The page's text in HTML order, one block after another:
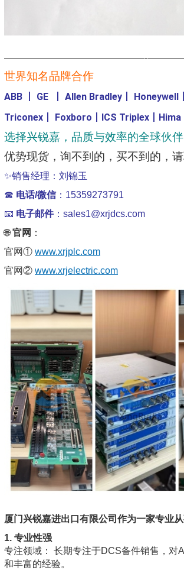
—————————————————-
世界知名品牌合作
ABB GE Allen Bradley Honeywell
Triconex
Foxboro ICS Triplex Hima
选择兴锐嘉，品质与效率的全球伙伴
优势现货，询不到的，买不到的，请
✨销售经理：刘锦玉
☎ 电话/微信：15359273791
📧 电子邮件：sales1@xrjdcs.com
🌐官网 ：
官网① www.xrjplc.com
官网② www.xrjelectric.com
厦门兴锐嘉进出口有限公司作为一家专业
1. 专业性强
专注领域： 长期专注于DCS备件销售，对
和丰富的经验。